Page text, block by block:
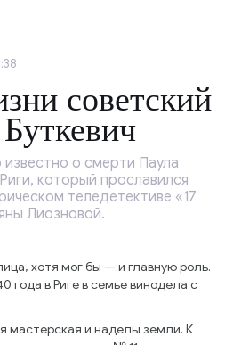
советский
известно о смерти Паула
который прославился
теледетективе «17
Лиозновой.
хотя мог бы — и главную роль.
года в Риге в семье винодела с
мастерская и наделы земли. К